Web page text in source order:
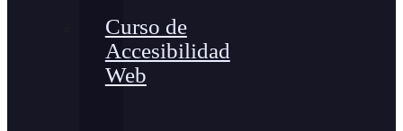
Curso de
Accesibilidad
Web